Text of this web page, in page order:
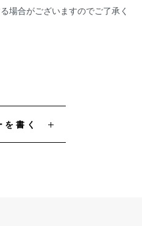
場合がございますのでご了承く
書く